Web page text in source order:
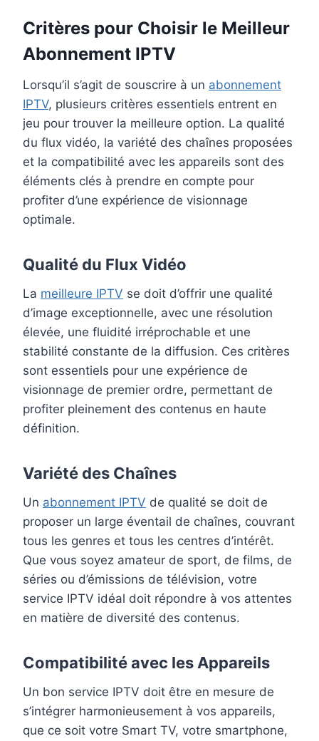
Critères pour Choisir le Meilleur
Abonnement IPTV
Lorsqu’il s’agit de souscrire à un abonnement
IPTV, plusieurs critères essentiels entrent en
jeu pour trouver la meilleure option. La qualité
du flux vidéo, la variété des chaînes proposées
et la compatibilité avec les appareils sont des
éléments clés à prendre en compte pour
profiter d’une expérience de visionnage
optimale.
Qualité du Flux Vidéo
La meilleure IPTV se doit d’offrir une qualité
d’image exceptionnelle, avec une résolution
élevée, une fluidité irréprochable et une
stabilité constante de la diffusion. Ces critères
sont essentiels pour une expérience de
visionnage de premier ordre, permettant de
profiter pleinement des contenus en haute
définition.
Variété des Chaînes
Un abonnement IPTV de qualité se doit de
proposer un large éventail de chaînes, couvrant
tous les genres et tous les centres d’intérêt.
Que vous soyez amateur de sport, de films, de
séries ou d’émissions de télévision, votre
service IPTV idéal doit répondre à vos attentes
en matière de diversité des contenus.
Compatibilité avec les Appareils
Un bon service IPTV doit être en mesure de
s’intégrer harmonieusement à vos appareils,
que ce soit votre Smart TV, votre smartphone,